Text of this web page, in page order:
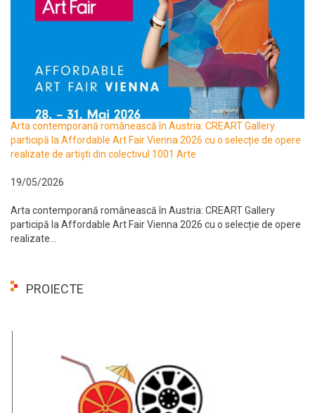
Arta contemporană românească în Austria: CREART Gallery
participă la Affordable Art Fair Vienna 2026 cu o selecție de opere
realizate de artiști din colectivul 1001 Arte
19/05/2026
Arta contemporană românească în Austria: CREART Gallery
participă la Affordable Art Fair Vienna 2026 cu o selecție de opere
realizate...
PROIECTE